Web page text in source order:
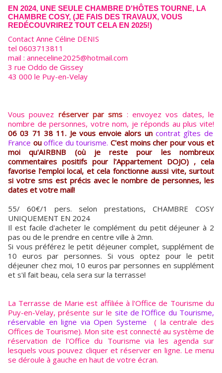
EN 2024, UNE SEULE CHAMBRE D'HÔTES TOURNE, LA
CHAMBRE COSY, (JE FAIS DES TRAVAUX, VOUS
REDÉCOUVRIREZ TOUT CELA EN 2025!)
Contact Anne Céline DENIS
tel 0603713811
mail : anneceline2025@hotmail.com
3 rue Oddo de Gissey
43 000 le Puy-en-Velay
Vous pouvez réserver par sms : envoyez vos dates, le
nombre de personnes, votre nom, je réponds au plus vite!
06 03 71 38 11. Je vous envoie alors uncontrat gîtes de
France ouoffice du tourisme. C'est moins cher pour vous et
moi qu'AIRBNB (où je reste pour les nombreux
commentaires positifs pour l'Appartement DOJO) , cela
favorise l'emploi local, et cela fonctionne aussi vite, surtout
si votre sms est précis avec le nombre de personnes, les
dates et votre mail!
55/ 60€/1 pers. selon prestations, CHAMBRE COSY
UNIQUEMENT EN 2024
Il est facile d'acheter le complément du petit déjeuner à 2
pas ou de le prendre en centre ville à 2mn.
Si vous préférez le petit déjeuner complet, supplément de
10 euros par personnes. Si vous optez pour le petit
déjeuner chez moi, 10 euros par personnes en supplément
et s'il fait beau, cela sera sur la terrasse!
La Terrasse de Marie est affiliée à l'Office de Tourisme du
Puy-en-Velay, présente sur le site de l'Office du Tourisme,
réservable en ligne via Open Systeme
( la centrale des
Offices de Tourisme). Mon site est connecté au système de
réservation de l'Office du Tourisme via les agenda sur
lesquels vous pouvez cliquer et réserver en ligne. Le menu
se déroule à gauche en haut de votre écran.